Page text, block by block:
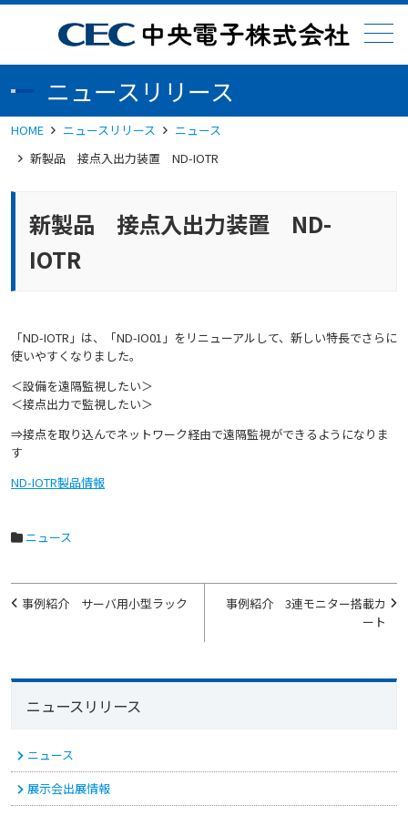
メニュー
ニュースリリース
HOME ニュースリリース
ニュース
新製品 接点入出力装置 ND-IOTR
新製品 接点入出力装置 ND-
IOTR
「ND-IOTR」は、「ND-IO01」をリニューアルして、新しい特長でさらに
使いやすくなりました。
＜設備を遠隔監視したい＞
＜接点出力で監視したい＞
⇒接点を取り込んでネットワーク経由で遠隔監視ができるようになりま
す
ND-IOTR製品情報
ニュース
投
ビ
ゲ
シ
ョ
事例紹介 3連モニター搭載カ
ート
事例紹介 サーバ用小型ラック
ニュースリリース
ニュース
展示会出展情報